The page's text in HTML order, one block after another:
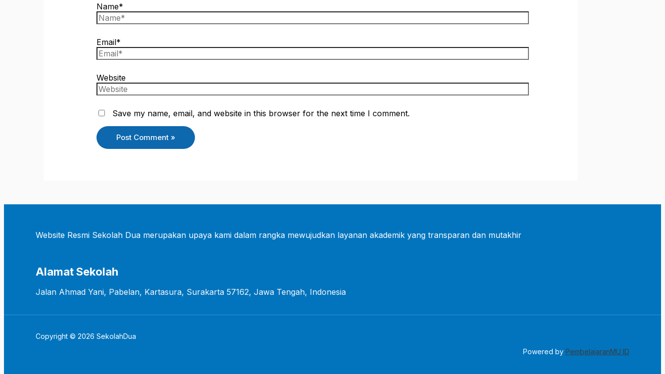
Name*
Email*
Website
Save my name, email, and website in this browser for the next time I comment.
Website Resmi Sekolah Dua merupakan upaya kami dalam rangka mewujudkan layanan akademik yang transparan dan mutakhir
Alamat Sekolah
Jalan Ahmad Yani, Pabelan, Kartasura, Surakarta 57162, Jawa Tengah, Indonesia
Copyright © 2026 SekolahDua
Powered by PembelajaranMU ID